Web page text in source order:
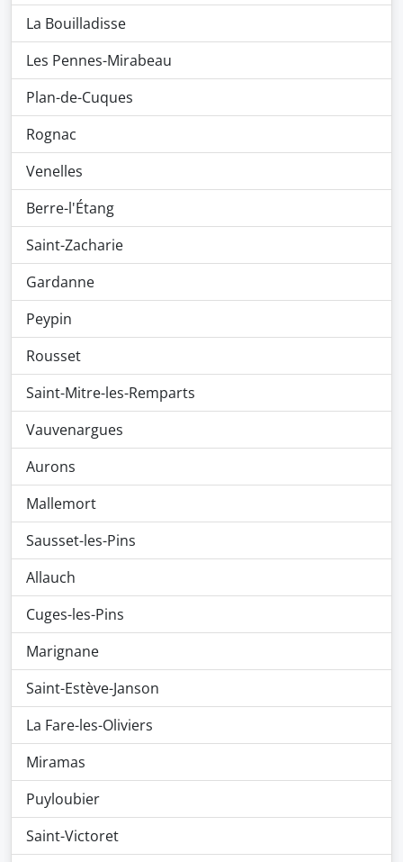
La Bouilladisse
Les Pennes-Mirabeau
Plan-de-Cuques
Rognac
Venelles
Berre-l'Étang
Saint-Zacharie
Gardanne
Peypin
Rousset
Saint-Mitre-les-Remparts
Vauvenargues
Aurons
Mallemort
Sausset-les-Pins
Allauch
Cuges-les-Pins
Marignane
Saint-Estève-Janson
La Fare-les-Oliviers
Miramas
Puyloubier
Saint-Victoret